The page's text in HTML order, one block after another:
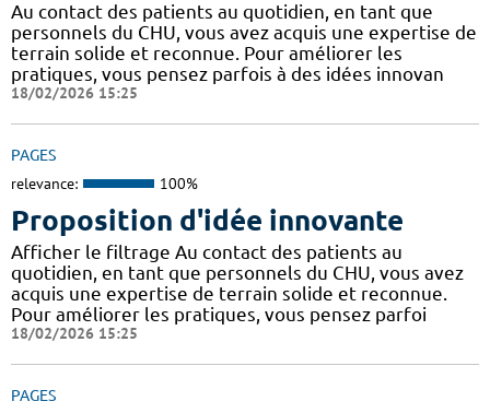
Au contact des patients au quotidien, en tant que
personnels du CHU, vous avez acquis une expertise de
terrain solide et reconnue. Pour améliorer les
pratiques, vous pensez parfois à des idées innovan
18/02/2026 15:25
PAGES
relevance: 100%
Proposition d'idée innovante
Afficher le filtrage Au contact des patients au
quotidien, en tant que personnels du CHU, vous avez
acquis une expertise de terrain solide et reconnue.
Pour améliorer les pratiques, vous pensez parfoi
18/02/2026 15:25
PAGES